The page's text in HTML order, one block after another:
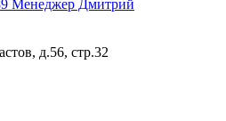
Менеджер Дмитрий
д.56, стр.32